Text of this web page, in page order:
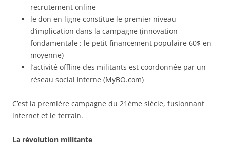
recrutement online
le don en ligne constitue le premier niveau
d’implication dans la campagne (innovation
fondamentale : le petit financement populaire 60$ en
moyenne)
l’activité offline des militants est coordonnée par un
réseau social interne (MyBO.com)
C’est la première campagne du 21ème siècle, fusionnant
internet et le terrain.
La révolution militante